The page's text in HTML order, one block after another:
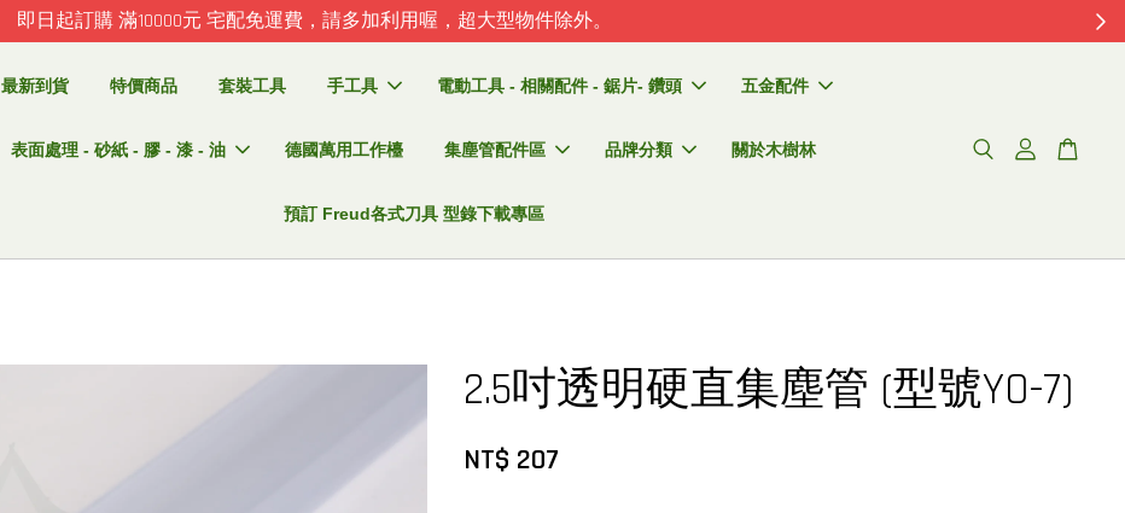
即日起訂購 滿10000元 宅配免運費，請多加利用喔，超大型物件除外。
最新到貨 特價商品 套裝工具 手工具 電動工具 - 相關配件 - 鋸片- 鑽頭 五金配件
表面處理 - 砂紙 - 膠 - 漆 - 油 德國萬用工作檯 集塵管配件區 品牌分類 關於木樹林
預訂 Freud各式刀具 型錄下載專區
2.5吋透明硬直集塵管 (型號YO-7)
NT$ 207